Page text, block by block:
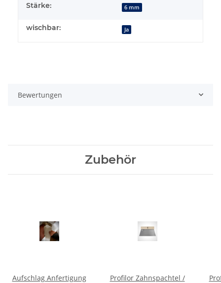
Stärke: 6 mm
wischbar: Ja
Bewertungen
Zubehör
Aufschlag Anfertigung
Profilor Zahnspachtel /